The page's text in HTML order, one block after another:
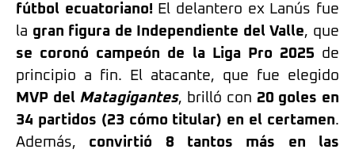
fútbol ecuatoriano! El delantero ex Lanús fue
la gran figura de Independiente del Valle, que
se coronó campeón de la Liga Pro 2025 de
principio a fin. El atacante, que fue elegido
MVP del Matagigantes, brilló con 20 goles en
34 partidos (23 cómo titular) en el certamen.
Además, convirtió 8 tantos más en las